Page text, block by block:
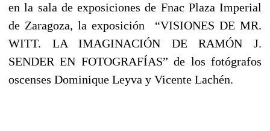
en la sala de exposiciones de Fnac Plaza Imperial
de Zaragoza, la exposición “VISIONES DE MR.
WITT. LA IMAGINACIÓN DE RAMÓN J.
SENDER EN FOTOGRAFÍAS” de los fotógrafos
oscenses Dominique Leyva y Vicente Lachén.